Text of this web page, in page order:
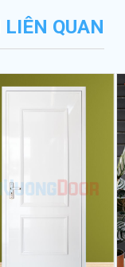
LIÊN QUAN